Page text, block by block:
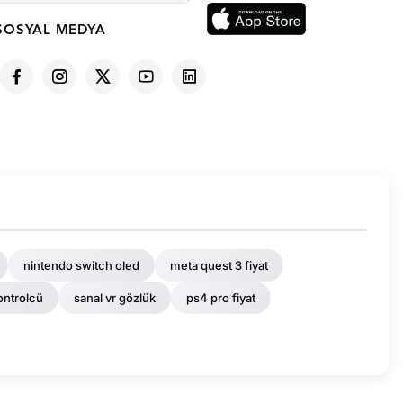
MEDYA
nintendo switch oled meta quest 3 fiyat
sanal vr gözlük ps4 pro fiyat